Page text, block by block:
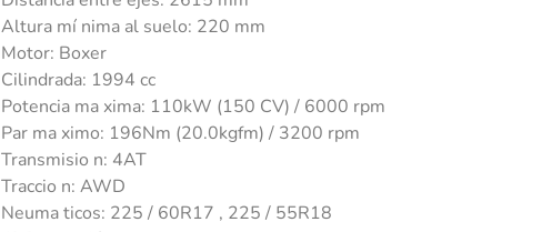
Altura mí nima al suelo: 220 mm
Motor: Boxer
Cilindrada: 1994 cc
Potencia ma xima: 110kW (150 CV) / 6000 rpm
Par ma ximo: 196Nm (20.0kgfm) / 3200 rpm
Transmisio n: 4AT
Traccio n: AWD
Neuma ticos: 225 / 60R17 , 225 / 55R18